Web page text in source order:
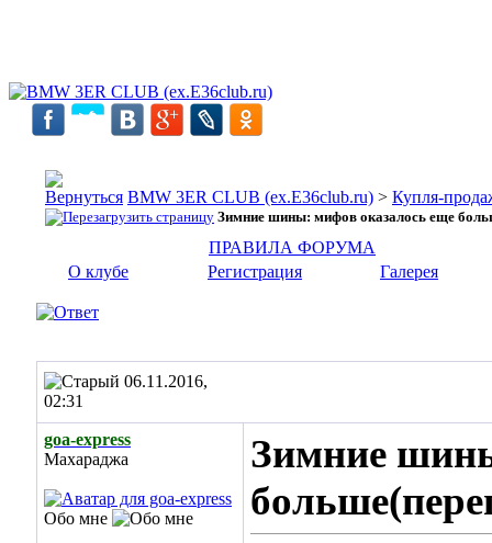
BMW 3ER CLUB (ex.E36club.ru) > Купля-
Зимние шины: мифов оказалось еще
ПРАВИЛА ФОРУМА
О клубе
Регистрация Галерея
06.11.2016,
02:31
goa-express
Махараджа
Обо мне
Зимние